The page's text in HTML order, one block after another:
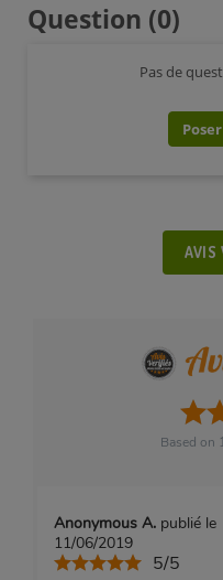
Question (0)
Pas de
AVIS
Based on
Anonymous A. publié le
11/06/2019
5/5